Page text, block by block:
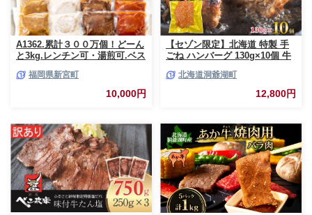
A1362.累計３００万個！どーん
と3kg.レンチン可・湯煎可.ベス
【150g×20個】【訳あり】【北
海道・沖縄・離島へ配送不可】
福岡県新宮町
10,000円
【セゾン限定】北海道 特製 手
ごね ハンバーグ 130g×10個 牛
肉屋 手作り 小分け ジューシー
おかず 本格的 簡単 調理 グルメ
お取り寄せ お肉屋 たどころ 送
北海道洞爺湖町
12,800円